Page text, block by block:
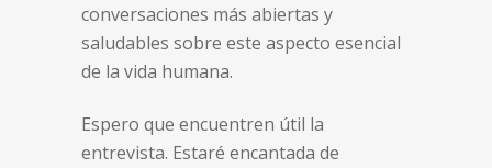
conversaciones más abiertas y
saludables sobre este aspecto esencial
de la vida humana.
Espero que encuentren útil la
entrevista. Estaré encantada de